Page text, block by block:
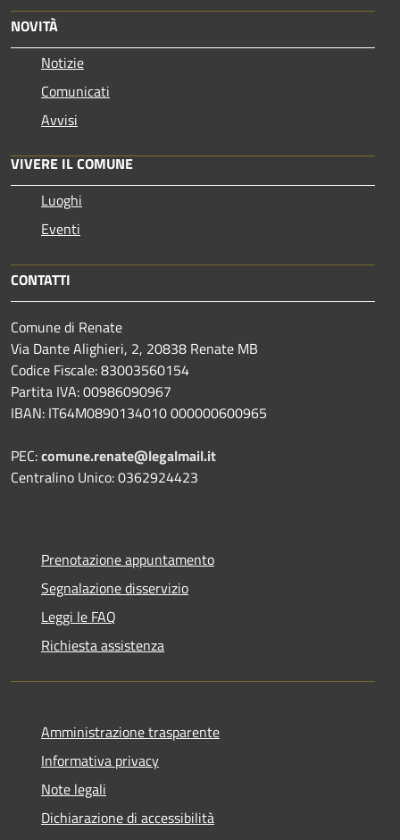
NOVITÀ
Notizie
Comunicati
Avvisi
VIVERE IL COMUNE
Luoghi
Eventi
CONTATTI
Comune di Renate
Via Dante Alighieri, 2, 20838 Renate MB
Codice Fiscale: 83003560154
Partita IVA: 00986090967
IBAN: IT64M0890134010 000000600965
PEC:comune.renate@legalmail.it
Centralino Unico: 0362924423
Prenotazione appuntamento
Segnalazione disservizio
Leggi le FAQ
Richiesta assistenza
Amministrazione trasparente
Informativa privacy
Note legali
Dichiarazione di accessibilità